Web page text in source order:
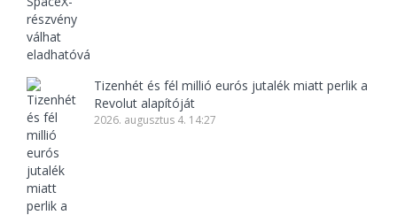
Tizenhét és fél millió eurós jutalék miatt perlik a
Revolut alapítóját
2026. augusztus 4. 14:27